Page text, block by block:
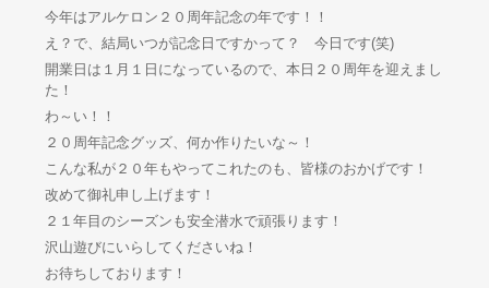
今年はアルケロン２０周年記念の年です！！
え？で、結局いつが記念日ですかって？ 今日です(笑)
開業日は１月１日になっているので、本日２０周年を迎えまし
た！
わ～い！！
２０周年記念グッズ、何か作りたいな～！
こんな私が２０年もやってこれたのも、皆様のおかげです！
改めて御礼申し上げます！
２１年目のシーズンも安全潜水で頑張ります！
沢山遊びにいらしてくださいね！
お待ちしております！